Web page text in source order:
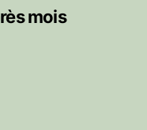
mois